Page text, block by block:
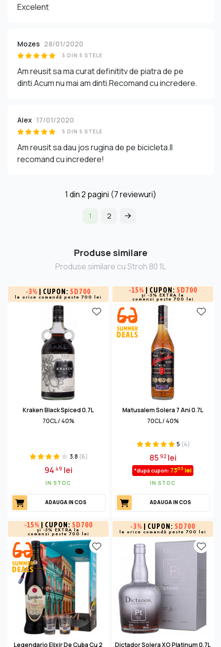
Excelent
Mozes 28/01/2020
5 DIN 5 STELE
Am reusit sa ma curat definititv de piatra de pe
dinti.Acum nu mai am dinti.Recomand cu incredere.
Alex 17/01/2020
5 DIN 5 STELE
Am reusit sa dau jos rugina de pe bicicleta.Il
recomand cu incredere!
1 din2 pagini (7 reviewuri)
1 2
Produse similare
Produse similare cu Stroh 80 1L
-3% | CUPON: SD700
la orice comandă peste 700 lei
Kraken Black Spiced 0.7L
70CL / 40%
3.8 (6)
94 49 lei
IN STOC
ADAUGA IN COS
-15% | CUPON: SD700
și -3% EXTRA la
comenzi peste 700 lei
Matusalem Solera 7 Ani 0.7L
70CL / 40%
5 (4)
8592lei
*după cupon: 7303 lei
IN STOC
ADAUGA IN COS
-15% | CUPON: SD700
și -3% EXTRA la
comenzi peste 700 lei
Legendario Elixir De Cuba Cu 2
-3% | CUPON: SD700
la orice comandă peste 700 lei
Dictador Solera XO Platinum 0.7L